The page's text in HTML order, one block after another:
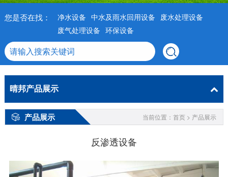
您是否在找： 净水设备 中水及雨水回用设备
废水处理设备
废气处理设备
环保设备
晴邦产品展示
产品展示 当前位置：首页 > 产品展示
反渗透设备